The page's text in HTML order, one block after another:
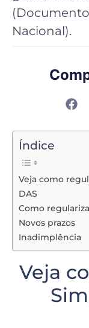
Nacional).
Índice
Veja como
DAS
Como
Novos prazos
Inadimplência
Veja